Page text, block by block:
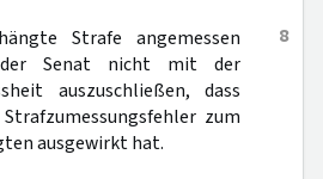
8
Strafe angemessen
der Senat nicht mit der
auszuschließen, dass
zum
ausgewirkt hat.